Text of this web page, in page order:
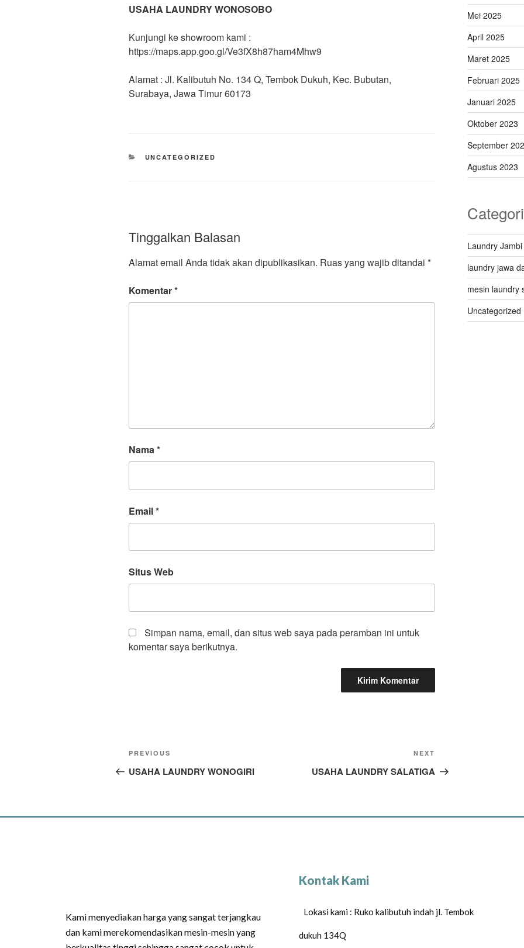
USAHA LAUNDRY WONOSOBO
Kunjungi ke showroom kami :
https://maps.app.goo.gl/Ve3fX8h87ham4Mhw9
Alamat : Jl. Kalibutuh No. 134 Q, Tembok Dukuh, Kec. Bubutan,
Surabaya, Jawa Timur 60173
UNCATEGORIZED
Tinggalkan Balasan
Alamat email Anda tidak akan dipublikasikan. Ruas yang wajib ditandai *
Komentar*
Nama*
Email*
Situs Web
Simpan nama, email, dan situs web saya pada peramban ini untuk
komentar saya berikutnya.
PREVIOUS
USAHA LAUNDRY WONOGIRI
NEXT
USAHA LAUNDRY SALATIGA
Mei 2025
April 2025
Maret 2025
Februari 2025
Januari 2025
Oktober 2023
September
Agustus 2023
Laundry Jambi
laundry jawa
mesin laundry
Uncategorized
Kami menyediakan harga yang sangat terjangkau
dan kami merekomendasikan mesin-mesin yang
Kontak Kami
Lokasi kami : Ruko kalibutuh indah jl. Tembok
dukuh 134Q